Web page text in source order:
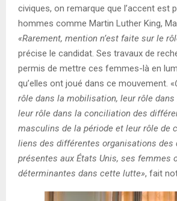
civiques, on remarque que l’accent est
hommes comme Martin Luther King,
«Rarement, mention n’est faite sur le
précise le candidat. Ses travaux de
permis de mettre ces femmes-là en
qu’elles ont joué dans ce mouvement. «
rôle dans la mobilisation, leur rôle dans
leur rôle dans la conciliation des
masculins de la période et leur rôle de
liens des différentes organisations des
présentes aux États Unis, ses femmes
déterminantes dans cette lutte», fait